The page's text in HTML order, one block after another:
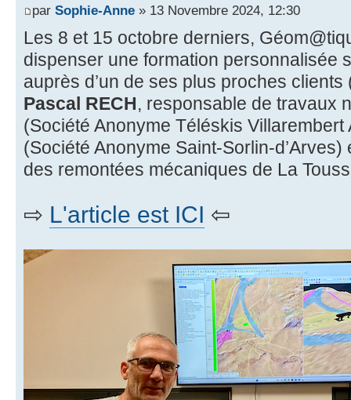
par Sophie-Anne » 13 Novembre 2024, 12:30
Les 8 et 15 octobre derniers,
dispenser une formation personnalisée
auprès d’un de ses plus proches
Pascal RECH, responsable de travaux
(Société Anonyme Téléskis
(Société Anonyme Saint-Sorlin-d’Arves)
des remontées mécaniques de La
⇨ L'article est ICI ⇦